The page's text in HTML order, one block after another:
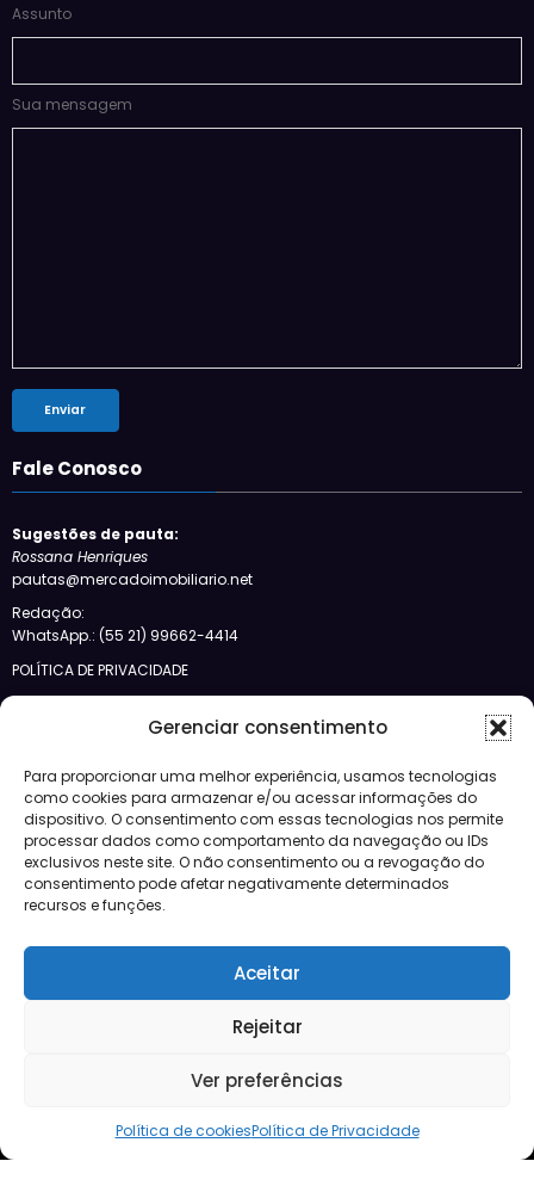
Gerenciar consentimento
Para proporcionar uma melhor experiência, usamos tecnologias
como cookies para armazenar e/ou acessar informações do
dispositivo. O consentimento com essas tecnologias nos permite
processar dados como comportamento da navegação ou IDs
exclusivos neste site. O não consentimento ou a revogação do
consentimento pode afetar negativamente determinados
recursos e funções.
Aceitar
Rejeitar
Ver preferências
Política de cookiesPolítica de Privacidade
Assunto
Sua mensagem
Fale Conosco
Sugestões de pauta:
Rossana Henriques
pautas@mercadoimobiliario.net
Redação:
WhatsApp.: (55 21) 99662-4414
POLÍTICA DE PRIVACIDADE
Siga-nos no Bloglovin
Crédito
Design
JBFM
Lançamentos
Mercado
Negócios
Vídeos
Design